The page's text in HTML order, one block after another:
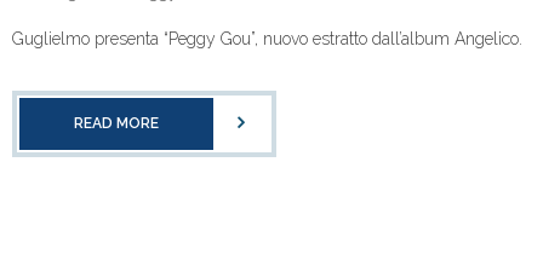
Guglielmo presenta “Peggy Gou”, nuovo estratto dall’album Angelico.
READ MORE